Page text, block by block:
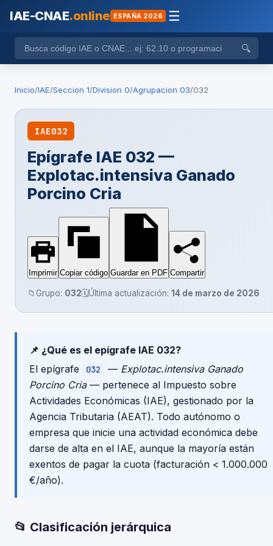
IAE-CNAE.online ESPAÑA 2026 ☰
🔍
Inicio/IAE/Seccion 1/Division 0/Agrupacion 03/032
IAE032
Epígrafe IAE 032 —
Explotac.intensiva Ganado
Porcino Cria
Imprimir Copiar código Guardar en PDF Compartir
📁 Grupo: 032🗓️Última actualización: 14 de marzo de 2026
📌 ¿Qué es el epígrafe IAE 032?
El epígrafe
032 — Explotac.intensiva Ganado
Porcino Cria— pertenece al Impuesto sobre
Actividades Económicas (IAE), gestionado por la
Agencia Tributaria (AEAT). Todo autónomo o
empresa que inicie una actividad económica debe
darse de alta en el IAE, aunque la mayoría están
exentos de pagar la cuota (facturación < 1.000.000
€/año).
📂 Clasificación jerárquica